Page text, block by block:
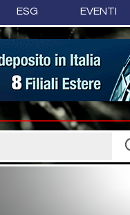
ESG EVENTI